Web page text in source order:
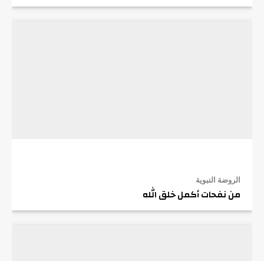
الروضة النبوية
من نفحات أكمل خلق الله